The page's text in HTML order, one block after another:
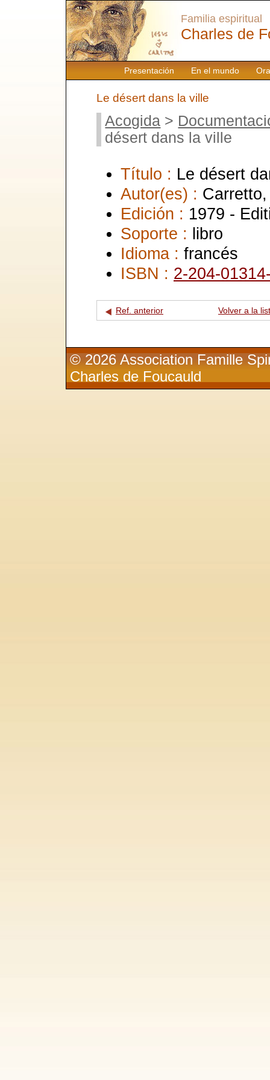
Presentación En el mundo
Familia espiritual
Charles de
Le désert dans la ville
Acogida >
désert dans la ville
Título : Le désert
Autor(es) :
Edición : 1979 -
Soporte : libro
Idioma : francés
ISBN : 2-204-
Ref. anterior Volver a la
© 2026 Association Famille
Charles de Foucauld